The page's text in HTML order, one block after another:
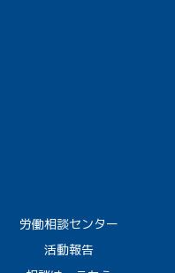
労働相談センター
活動報告